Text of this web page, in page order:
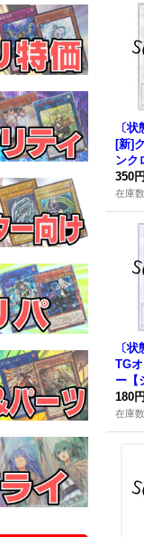
〔
[新]
ンク
景)【
チュ
ト】
350円
在庫
〔
TG
ー【
{アジ
《シ
180円
在庫